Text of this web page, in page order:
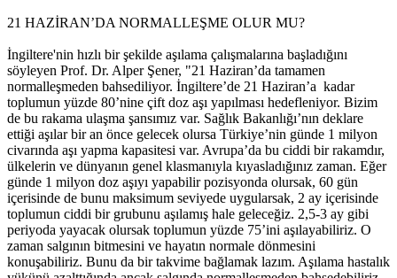
21 HAZİRAN’DA NORMALLEŞME OLUR MU?
İngiltere'nin hızlı bir şekilde aşılama çalışmalarına başladığını
söyleyen Prof. Dr. Alper Şener, "21 Haziran’da tamamen
normalleşmeden bahsediliyor. İngiltere’de 21 Haziran’a kadar
toplumun yüzde 80’nine çift doz aşı yapılması hedefleniyor. Bizim
de bu rakama ulaşma şansımız var. Sağlık Bakanlığı’nın deklare
ettiği aşılar bir an önce gelecek olursa Türkiye’nin günde 1 milyon
civarında aşı yapma kapasitesi var. Avrupa’da bu ciddi bir rakamdır,
ülkelerin ve dünyanın genel klasmanıyla kıyasladığınız zaman. Eğer
günde 1 milyon doz aşıyı yapabilir pozisyonda olursak, 60 gün
içerisinde de bunu maksimum seviyede uygularsak, 2 ay içerisinde
toplumun ciddi bir grubunu aşılamış hale geleceğiz. 2,5-3 ay gibi
periyoda yayacak olursak toplumun yüzde 75’ini aşılayabiliriz. O
zaman salgının bitmesini ve hayatın normale dönmesini
konuşabiliriz. Bunu da bir takvime bağlamak lazım. Aşılama hastalık